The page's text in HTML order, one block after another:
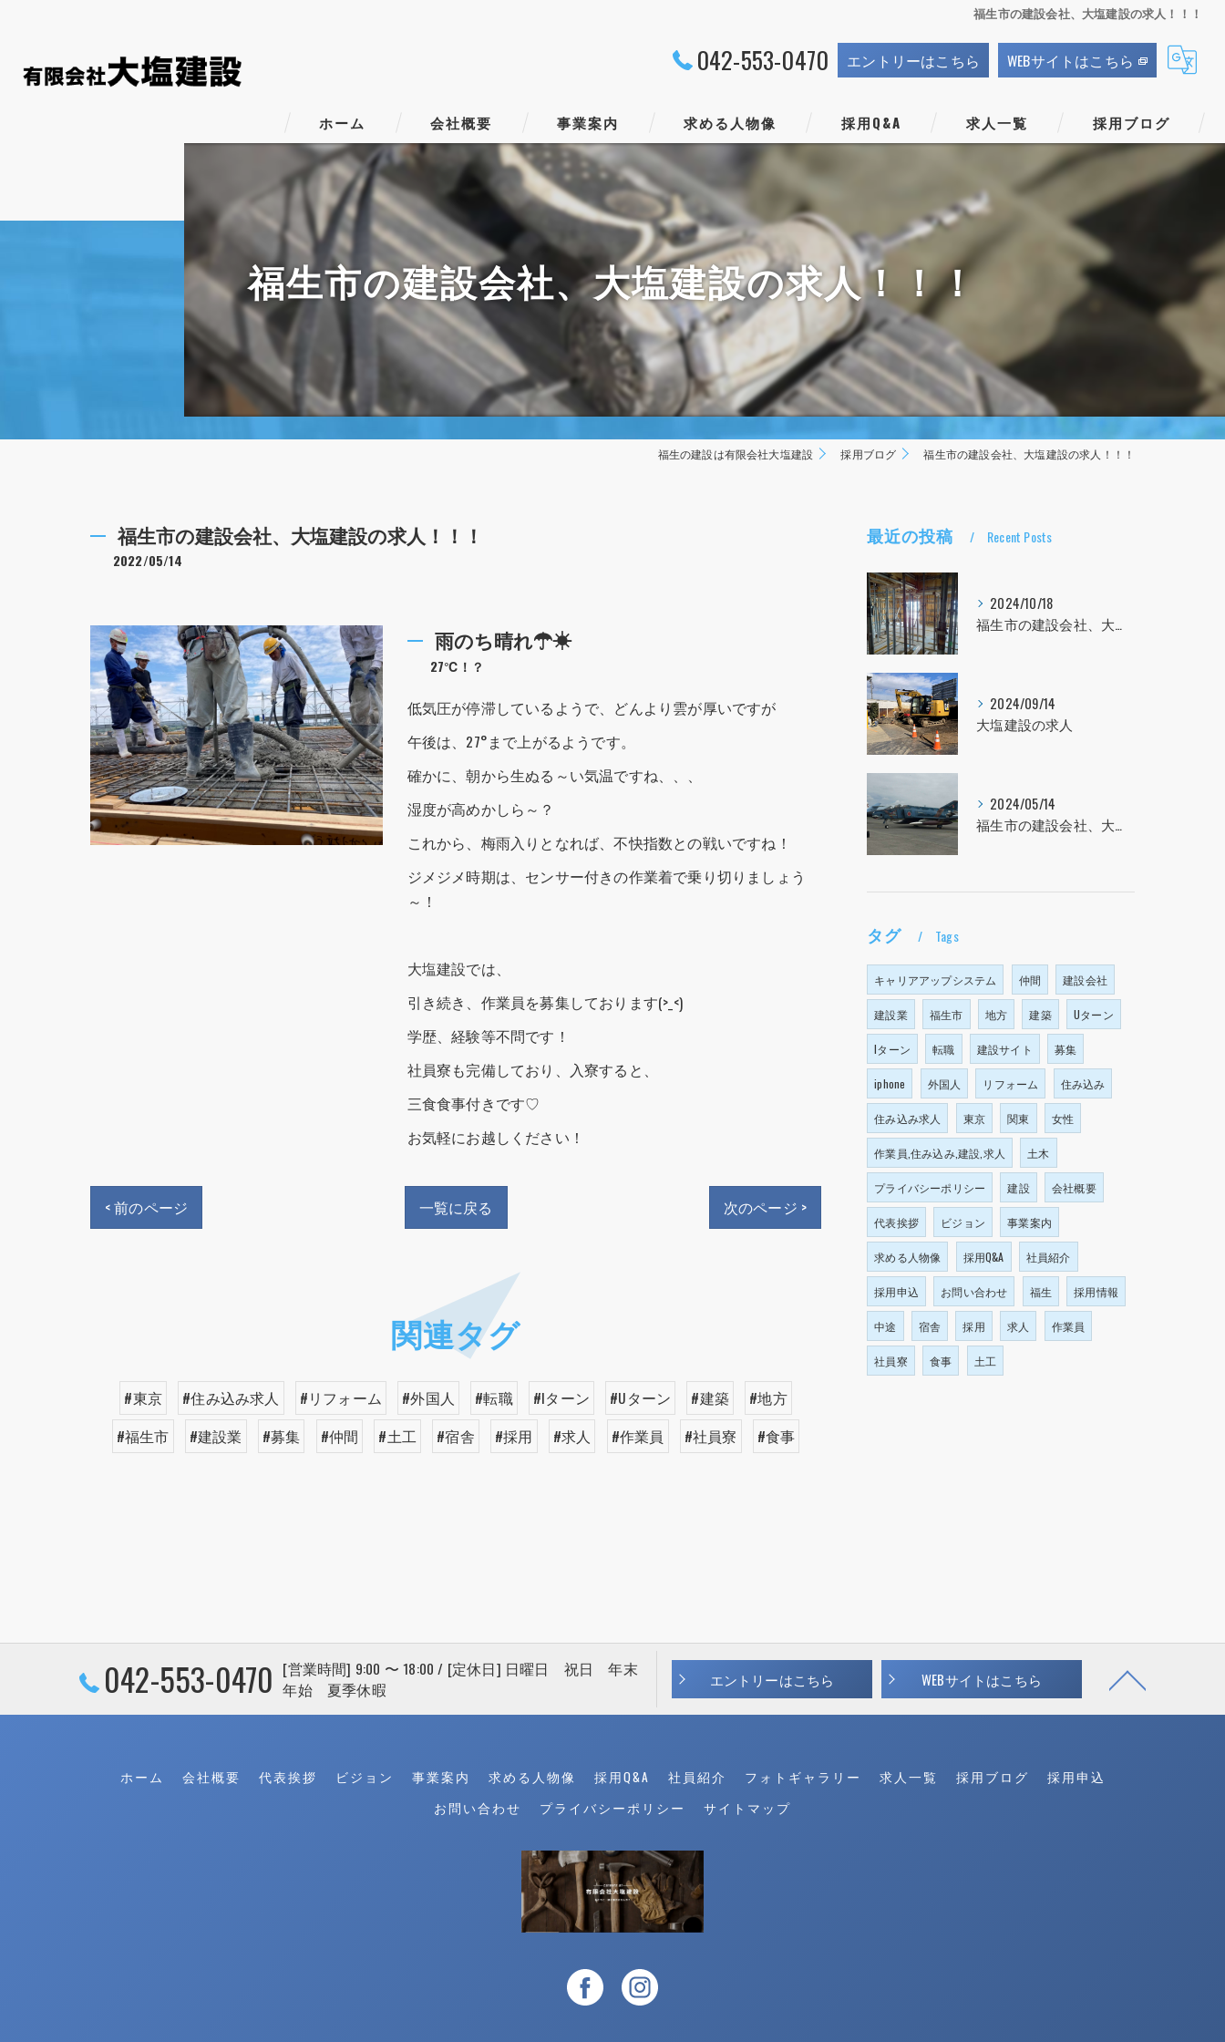
福生市の建設会社、大塩建設の求人！！！
042-553-0470 エントリーはこちら WEBサイトはこちら
ホーム 会社概要
代表挨拶
ビジョン
事業案内 求める人物像 採用Q&A 求人一覧 採用ブログ
福生市の建設会社、大塩建設の求人！！！
福生の建設は有限会社大塩建設 採用ブログ 福生市の建設会社、大塩建設の求人！！！
福生市の建設会社、大塩建設の求人！！！
2022/05/14
雨のち晴れ☂☀
27℃！？
低気圧が停滞しているようで、どんより雲が厚いですが
午後は、27°まで上がるようです。
確かに、朝から生ぬる～い気温ですね、、、
湿度が高めかしら～？
これから、梅雨入りとなれば、不快指数との戦いですね！
ジメジメ時期は、センサー付きの作業着で乗り切りましょう
～！
大塩建設では、
引き続き、作業員を募集しております(>_<)
学歴、経験等不問です！
社員寮も完備しており、入寮すると、
三食食事付きです♡
お気軽にお越しください！
< 前のページ 一覧に戻る 次のページ >
関連タグ
#東京 #住み込み求人 #リフォーム #外国人 #転職 #Iターン #Uターン #建築
#地方
#福生市
#建設業 #募集 #仲間 #土工 #宿舎 #採用 #求人 #作業員 #社員寮 #食事
最近の投稿 Recent Posts
2024/10/18
福生市の建設会社、大塩建設の求人！！！
2024/09/14
大塩建設の求人
2024/05/14
福生市の建設会社、大塩建設の求人！！！
タグ Tags
キャリアアップシステム 仲間 建設会社
建設業 福生市 地方 建築 Uターン
Iターン 転職 建設サイト 募集
iphone 外国人 リフォーム 住み込み
住み込み求人 東京 関東 女性
作業員,住み込み,建設,求人 土木
プライバシーポリシー 建設 会社概要
代表挨拶 ビジョン 事業案内
求める人物像 採用Q&A 社員紹介
採用申込 お問い合わせ 福生 採用情報
中途 宿舎 採用 求人 作業員
社員寮 食事 土工
042-553-0470 [営業時間] 9:00 〜 18:00 / [定休日] 日曜日 祝日 年末
年始 夏季休暇
エントリーはこちら WEBサイトはこちら
ホーム 会社概要 代表挨拶 ビジョン 事業案内 求める人物像 採用Q&A 社員紹介 フォトギャラリー 求人一覧 採用ブログ
採用申込
お問い合わせ
プライバシーポリシー サイトマップ